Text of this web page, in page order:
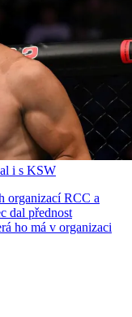
i s KSW
organizací RCC a
dal přednost
ho má v organizaci